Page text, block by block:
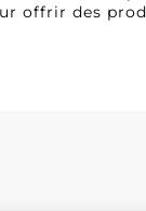
offrir des